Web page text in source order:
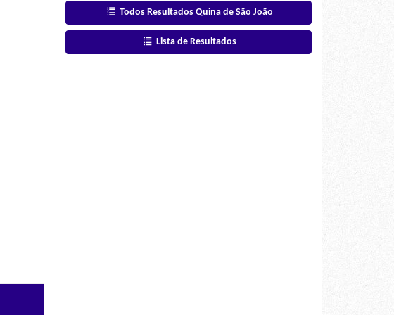
Todos Resultados Quina de São João
Lista de Resultados